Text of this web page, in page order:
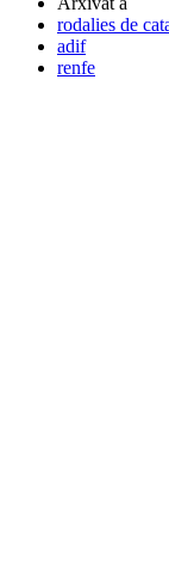
rodalies de
adif
renfe